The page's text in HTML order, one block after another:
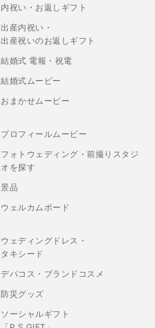
内祝い・お返しギフト
出産内祝い・
出産祝いのお返しギフト
結婚式 電報・祝電
結婚式ムービー
おまかせムービー
プロフィールムービー
フォトウェディング・前撮りスタジ
オを探す
景品
ウェルカムボード
ウェディングドレス・
タキシード
デパコス・ブランドコスメ
防災グッズ
ソーシャルギフト